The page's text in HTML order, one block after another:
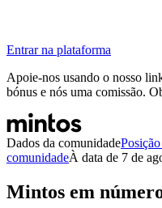
Entrar na plataforma
Apoie-nos usando o nosso
bónus e nós uma comissão.
Dados da comunidade
comunidadeÀ data de 7 de
Mintos em